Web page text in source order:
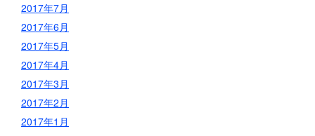
2017年7月
2017年6月
2017年5月
2017年4月
2017年3月
2017年2月
2017年1月